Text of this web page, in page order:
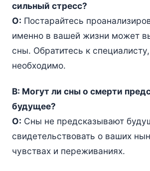
сильный стресс?
О: Постарайтесь
именно в вашей жизни может
сны. Обратитесь к
необходимо.
В: Могут ли сны о смерти
будущее?
О: Сны не предсказывают
свидетельствовать о ваших
чувствах и переживаниях.